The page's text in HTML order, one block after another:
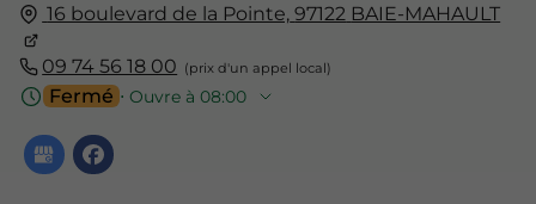
16 boulevard de la Pointe, 97122 BAIE-MAHAULT
09 74 56 18 00
Fermé ⋅ Ouvre à 08:00